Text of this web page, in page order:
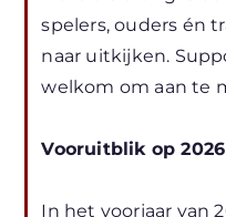
spelers, ouders én
naar uitkijken.
welkom om aan te
Vooruitblik op 2026
In het voorjaar van